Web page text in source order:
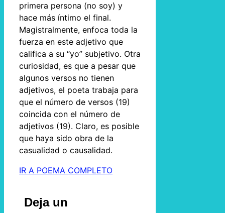
primera persona (no soy) y
hace más íntimo el final.
Magistralmente, enfoca toda la
fuerza en este adjetivo que
califica a su “yo” subjetivo. Otra
curiosidad, es que a pesar que
algunos versos no tienen
adjetivos, el poeta trabaja para
que el número de versos (19)
coincida con el número de
adjetivos (19). Claro, es posible
que haya sido obra de la
casualidad o causalidad.
IR A POEMA COMPLETO
Deja un